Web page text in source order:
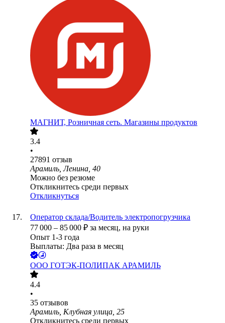
МАГНИТ, Розничная сеть. Магазины продуктов
3.4
•
27891 отзыв
Арамиль, Ленина, 40
Можно без резюме
Откликнитесь среди первых
Откликнуться
Оператор склада/Водитель электропогрузчика
77 000 – 85 000 ₽ за месяц, на руки
Опыт 1-3 года
Выплаты: Два раза в месяц
ООО ГОТЭК-ПОЛИПАК АРАМИЛЬ
4.4
•
35 отзывов
Арамиль, Клубная улица, 25
Откликнитесь среди первых